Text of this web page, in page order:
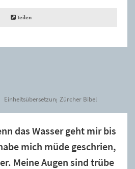
Teilen
Einheitsübersetzung Zürcher Bibel
das Wasser geht mir bis
mich müde geschrien,
Meine Augen sind trübe